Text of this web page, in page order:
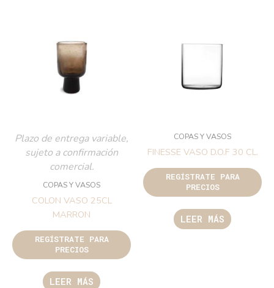
Plazo de entrega variable,
sujeto a confirmación
comercial.
COPAS Y VASOS
COLON VASO 25CL
MARRON
REGÍSTRATE PARA
PRECIOS
LEER MÁS
COPAS Y VASOS
FINESSE VASO D.O.F 30 CL.
REGÍSTRATE PARA
PRECIOS
LEER MÁS